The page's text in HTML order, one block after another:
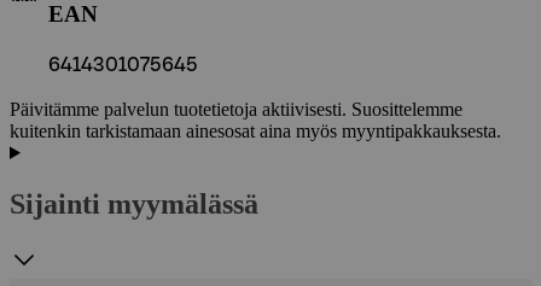
EAN
6414301075645
Päivitämme palvelun tuotetietoja aktiivisesti. Suosittelemme
kuitenkin tarkistamaan ainesosat aina myös myyntipakkauksesta.
Sijainti myymälässä